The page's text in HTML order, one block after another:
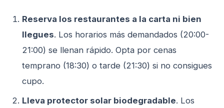
Reserva los restaurantes a la carta ni bien
llegues. Los horarios más demandados (20:00-
21:00) se llenan rápido. Opta por cenas
temprano (18:30) o tarde (21:30) si no consigues
cupo.
Lleva protector solar biodegradable. Los